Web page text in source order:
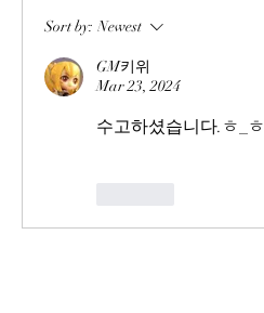
Sort by: Newest
GM키위
Mar 23, 2024
수고하셨습니다.ㅎ_ㅎ